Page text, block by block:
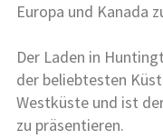
Europa und Kanada
Der Laden in
der beliebtesten
Westküste und ist
zu präsentieren.